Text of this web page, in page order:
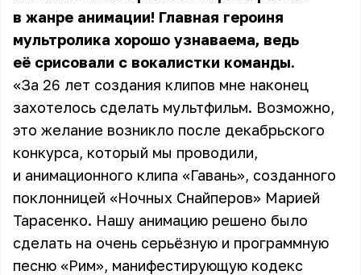
в жанре анимации! Главная героиня
мультролика хорошо узнаваема, ведь
её срисовали с вокалистки команды.
«За 26 лет создания клипов мне наконец
захотелось сделать мультфильм. Возможно,
это желание возникло после декабрьского
конкурса, который мы проводили,
и анимационного клипа «Гавань», созданного
поклонницей «Ночных Снайперов» Марией
Тарасенко. Нашу анимацию решено было
сделать на очень серьёзную и программную
песню «Рим», манифестирующую кодекс